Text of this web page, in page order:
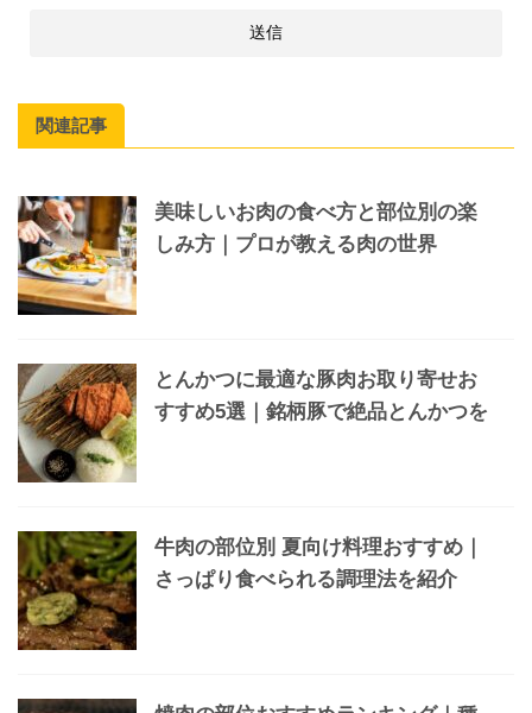
関連記事
美味しいお肉の食べ方と部位別の楽
しみ方｜プロが教える肉の世界
とんかつに最適な豚肉お取り寄せお
すすめ5選｜銘柄豚で絶品とんかつを
牛肉の部位別 夏向け料理おすすめ｜
さっぱり食べられる調理法を紹介